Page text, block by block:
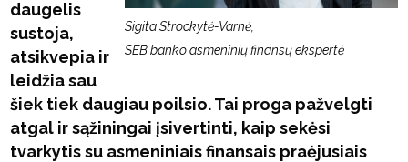
Sigita Strockytė-Varnė,
SEB banko asmeninių finansų ekspertė
daugelis
sustoja,
atsikvepia ir
leidžia sau
šiek tiek daugiau poilsio. Tai proga pažvelgti
atgal ir sąžiningai įsivertinti, kaip sekėsi
tvarkytis su asmeniniais finansais praėjusiais